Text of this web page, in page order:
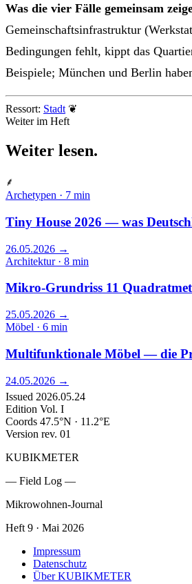
Was die vier Fälle gemeinsam
Gemeinschaftsinfrastruktur
Bedingungen fehlt, kippt das
Beispiele; München und Berlin
Ressort: Stadt ❦
Weiter im Heft
Weiter lesen.
⸙
Archetypen · 7 min
Tiny House 2026 — was
26.05.2026 →
Architektur · 8 min
Mikro-Grundriss 11
25.05.2026 →
Möbel · 6 min
Multifunktionale Möbel — die
24.05.2026 →
Issued 2026.05.24
Edition Vol. I
Coords 47.5°N · 11.2°E
Version rev. 01
KUBIKMETER
— Field Log —
Mikrowohnen-Journal
Heft 9 · Mai 2026
Impressum
Datenschutz
Über KUBIKMETER